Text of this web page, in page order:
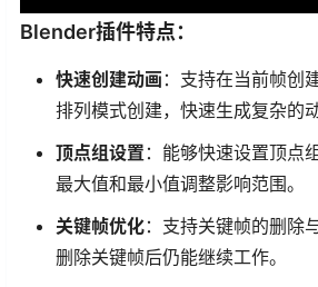
Blender插件特点：
快速创建动画 ：支持在当前帧创
排列模式创建，快速生成复杂的
顶点组设置 ：能够快速设置顶点
最大值和最小值调整影响范围。
关键帧优化：支持关键帧的删除
删除关键帧后仍能继续工作。